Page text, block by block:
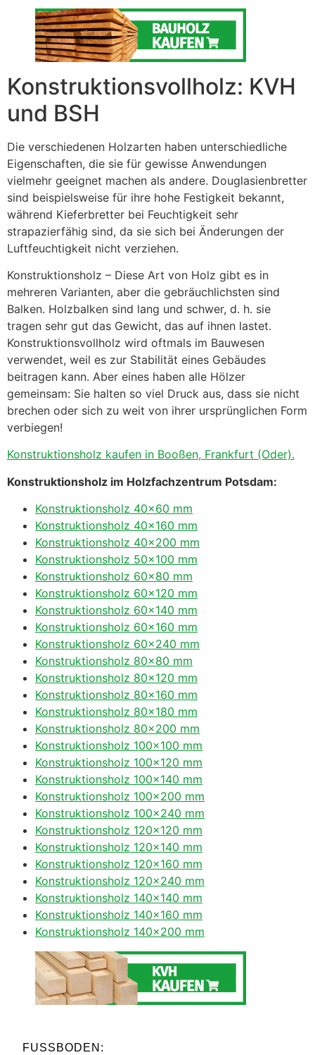
Konstruktionsvollholz: KVH
und BSH
Die verschiedenen Holzarten haben unterschiedliche
Eigenschaften, die sie für gewisse Anwendungen
vielmehr geeignet machen als andere. Douglasienbretter
sind beispielsweise für ihre hohe Festigkeit bekannt,
während Kieferbretter bei Feuchtigkeit sehr
strapazierfähig sind, da sie sich bei Änderungen der
Luftfeuchtigkeit nicht verziehen.
Konstruktionsholz – Diese Art von Holz gibt es in
mehreren Varianten, aber die gebräuchlichsten sind
Balken. Holzbalken sind lang und schwer, d. h. sie
tragen sehr gut das Gewicht, das auf ihnen lastet.
Konstruktionsvollholz wird oftmals im Bauwesen
verwendet, weil es zur Stabilität eines Gebäudes
beitragen kann. Aber eines haben alle Hölzer
gemeinsam: Sie halten so viel Druck aus, dass sie nicht
brechen oder sich zu weit von ihrer ursprünglichen Form
verbiegen!
Konstruktionsholz kaufen in Booßen, Frankfurt (Oder).
Konstruktionsholz im Holzfachzentrum Potsdam:
Konstruktionsholz 40×60 mm
Konstruktionsholz 40×160 mm
Konstruktionsholz 40×200 mm
Konstruktionsholz 50×100 mm
Konstruktionsholz 60×80 mm
Konstruktionsholz 60×120 mm
Konstruktionsholz 60×140 mm
Konstruktionsholz 60×160 mm
Konstruktionsholz 60×240 mm
Konstruktionsholz 80×80 mm
Konstruktionsholz 80×120 mm
Konstruktionsholz 80×160 mm
Konstruktionsholz 80×180 mm
Konstruktionsholz 80×200 mm
Konstruktionsholz 100×100 mm
Konstruktionsholz 100×120 mm
Konstruktionsholz 100×140 mm
Konstruktionsholz 100×200 mm
Konstruktionsholz 100×240 mm
Konstruktionsholz 120×120 mm
Konstruktionsholz 120×140 mm
Konstruktionsholz 120×160 mm
Konstruktionsholz 120×240 mm
Konstruktionsholz 140×140 mm
Konstruktionsholz 140×160 mm
Konstruktionsholz 140×200 mm
FUSSBODEN: